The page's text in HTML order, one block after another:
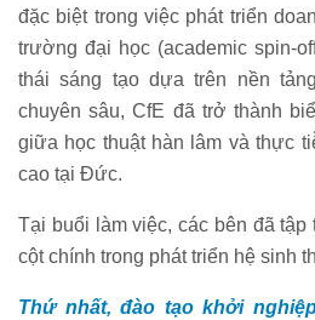
đặc biệt trong việc phát triển
trường đại học (academic spin-
thái sáng tạo dựa trên nền
chuyên sâu, CfE đã trở thành
giữa học thuật hàn lâm và thực
cao tại Đức.
Tại buổi làm việc, các bên đã tập
cột chính trong phát triển hệ sinh
Thứ nhất, đào tạo khởi